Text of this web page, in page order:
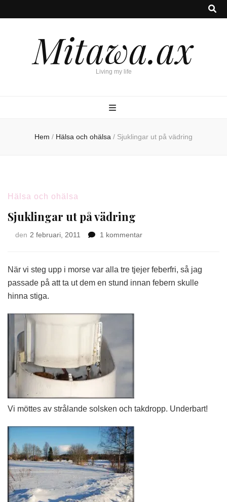
Mitawa.ax
Living my life
Hem / Hälsa och ohälsa / Sjuklingar ut på vädring
Hälsa och ohälsa
Sjuklingar ut på vädring
den 2 februari, 2011 1 kommentartill
på
När vi steg upp i morse var alla tre tjejer feberfri, så jag
passade på att ta ut dem en stund innan febern skulle
hinna stiga.
Vi möttes av strålande solsken och takdropp. Underbart!